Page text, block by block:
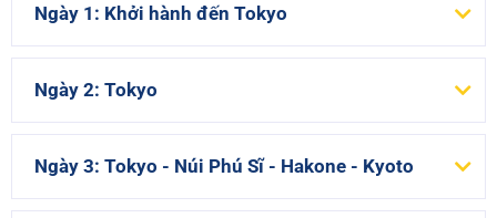
Ngày 1: Khởi hành đến Tokyo
Ngày 2: Tokyo
Ngày 3: Tokyo - Núi Phú Sĩ - Hakone - Kyoto